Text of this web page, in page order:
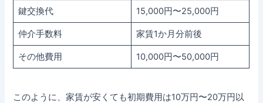
鍵交換代 15,000円〜25,000円
仲介手数料 家賃1か月分前後
その他費用 10,000円〜50,000円
このように、家賃が安くても初期費用は10万円〜20万円以